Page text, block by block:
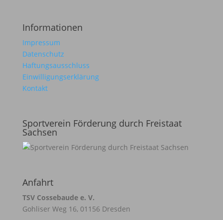
Informationen
Impressum
Datenschutz
Haftungsausschluss
Einwilligungserklärung
Kontakt
Sportverein Förderung durch Freistaat
Sachsen
Anfahrt
TSV Cossebaude e. V.
Gohliser Weg 16, 01156 Dresden